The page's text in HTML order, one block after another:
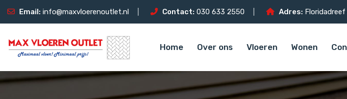
Email: info@maxvloerenoutlet.nl Contact: 030 633 2550 Adres:
Home Over ons Vloeren Wonen